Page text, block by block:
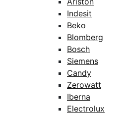
Indesit
Beko
Blomberg
Bosch
Siemens
Candy
Zerowatt
Iberna
Electrolux